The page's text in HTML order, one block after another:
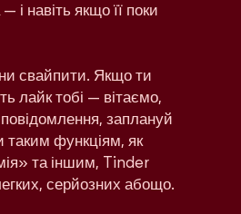
і навіть якщо її поки
свайпити. Якщо ти
лайк тобі — вітаємо,
заплануй
таким функціям, як
та іншим, Tinder
серйозних абощо.